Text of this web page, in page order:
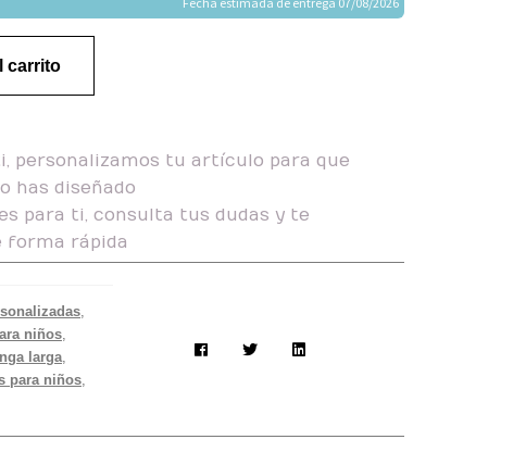
carrito
personalizamos tu artículo para que
has diseñado
para ti, consulta tus dudas y te
forma rápida
,
niños,
larga,
para niños,